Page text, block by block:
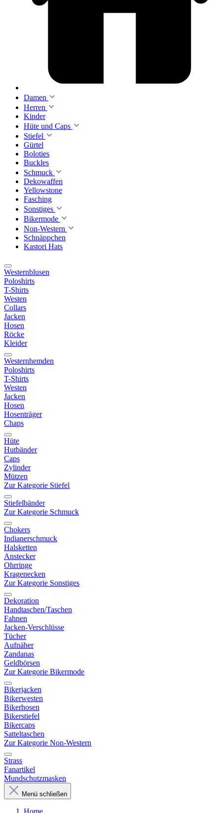
Damen
Herren
Kinder
Hüte und Caps
Stiefel
Gürtel
Boloties
Buckles
Schmuck
Dekowaffen
Yellowstone
Fasching
Sonstiges
Bikermode
Non-Western
Schnäppchen
Kastori Hats
Westernblusen
Poloshirts
T-Shirts
Westen
Collars
Jacken
Hosen
Röcke
Kleider
Westernhemden
Poloshirts
T-Shirts
Westen
Jacken
Hosen
Hosenträger
Chaps
Hüte
Hutbänder
Caps
Zylinder
Mützen
Zur Kategorie Stiefel
Stiefelbänder
Zur Kategorie Schmuck
Chokers
Indianerschmuck
Halsketten
Anstecker
Ohrringe
Kragenecken
Zur Kategorie Sonstiges
Dekoration
Handtaschen/Taschen
Fahnen
Jacken-Verschlüsse
Tücher
Aufnäher
Zandanas
Geldbörsen
Zur Kategorie Bikermode
Bikerjacken
Bikerwesten
Bikerhosen
Bikerstiefel
Bikercaps
Satteltaschen
Zur Kategorie Non-Western
Strass
Fanartikel
Mundschutzmasken
Menü schließen
Home